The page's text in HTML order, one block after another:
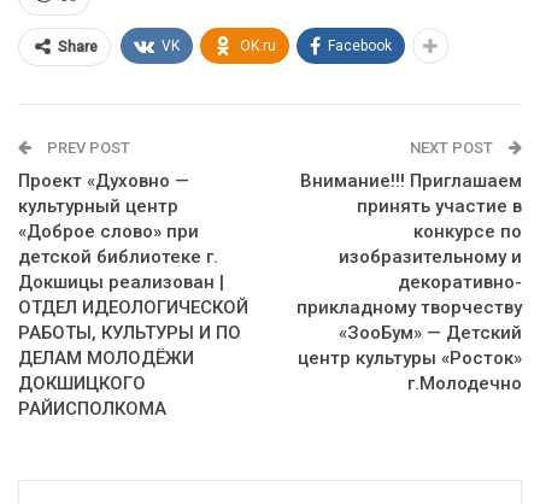
Share VK OK.ru Facebook
PREV POST
Проект «Духовно —
культурный центр
«Доброе слово» при
детской библиотеке г.
Докшицы реализован |
ОТДЕЛ ИДЕОЛОГИЧЕСКОЙ
РАБОТЫ, КУЛЬТУРЫ И ПО
ДЕЛАМ МОЛОДЁЖИ
ДОКШИЦКОГО
РАЙИСПОЛКОМА
NEXT POST
Внимание!!! Приглашаем
принять участие в
конкурсе по
изобразительному и
декоративно-
прикладному творчеству
«ЗооБум» — Детский
центр культуры «Росток»
г.Молодечно